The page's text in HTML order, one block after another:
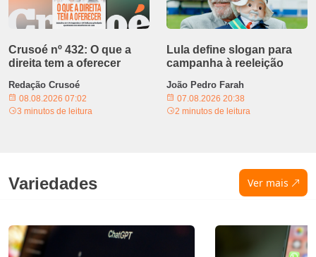
Crusoé nº 432: O que a
direita tem a oferecer
Redação Crusoé
08.08.2026 07:02
3 minutos de leitura
Lula define slogan para
campanha à reeleição
João Pedro Farah
07.08.2026 20:38
2 minutos de leitura
Variedades Ver mais